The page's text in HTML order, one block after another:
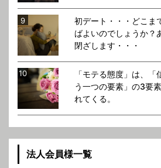
初デート・・・どこま
ばよいのでしょうか？
閉ざします・・・
「モテる態度」は、
う一つの要素」の3要
れてくる。
法人会員様一覧